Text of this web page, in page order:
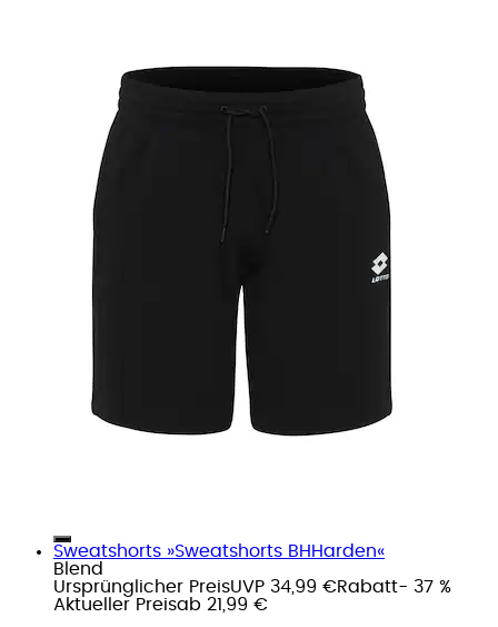
Sweatshorts »Sweatshorts BHHarden«
Blend
Ursprünglicher PreisUVP 34,99 €Rabatt- 37 %
Aktueller Preisab 21,99 €